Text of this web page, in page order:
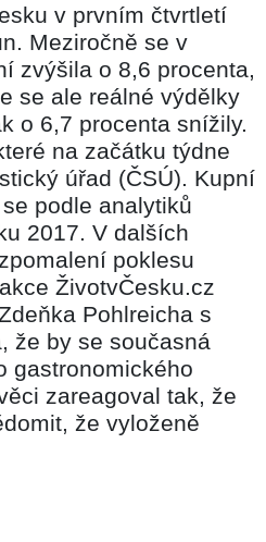
v prvním čtvrtletí
Meziročně se v
zvýšila o 8,6 procenta,
se ale reálné výdělky
o 6,7 procenta snížily.
na začátku týdne
úřad (ČSÚ). Kupní
podle analytiků
2017. V dalších
poklesu
ŽivotvČesku.cz
Pohlreicha s
že by se současná
gastronomického
zareagoval tak, že
že vyloženě